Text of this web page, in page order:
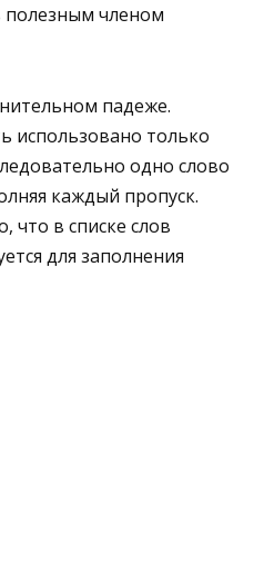
полезным членом
падеже.
использовано только
одно слово
каждый пропуск.
что в списке слов
для заполнения